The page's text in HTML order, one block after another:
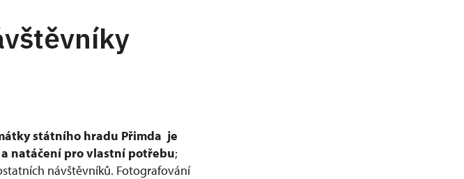
státního hradu Přimda je
natáčení pro vlastní potřebu;
návštěvníků. Fotografování